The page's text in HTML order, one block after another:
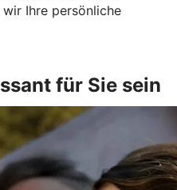
Ihre persönliche
für Sie sein